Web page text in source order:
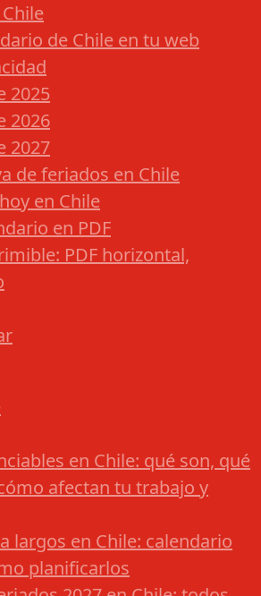
de Chile en tu web
2025
2026
2027
de feriados en Chile
en Chile
en PDF
PDF horizontal,
en Chile: qué son, qué
afectan tu trabajo y
largos en Chile: calendario
planificarlos